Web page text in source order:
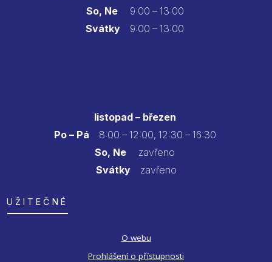
So, Ne9:00 – 13:00
Svátky 9:00 – 13:00
listopad – březen
Po – Pá 8:00 – 12:00, 12:30 – 16:30
So, Ne zavřeno
Svátkyzavřeno
UŽITEČNÉ
O webu
Prohlášení o přístupnosti